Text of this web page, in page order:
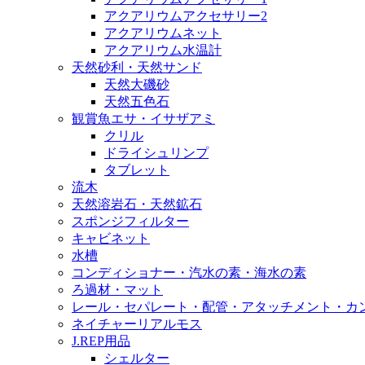
アクアリウムアクセサリー2
アクアリウムネット
アクアリウム水温計
天然砂利・天然サンド
天然大磯砂
天然五色石
観賞魚エサ・イサザアミ
クリル
ドライシュリンプ
タブレット
流木
天然溶岩石・天然鉱石
スポンジフィルター
キャビネット
水槽
コンディショナー・汽水の素・海水の素
ろ過材・マット
レール・セパレート・配管・アタッチメント・
ネイチャーリアルモス
J.REP用品
シェルター